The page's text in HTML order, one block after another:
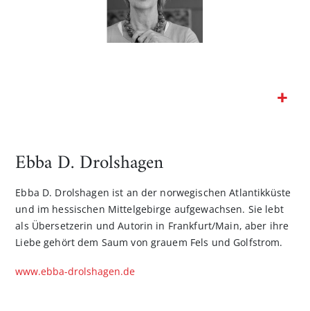
Bildgalerie
Ebba D. Drolshagen
Ebba D. Drolshagen ist an der norwegischen Atlantikküste
und im hessischen Mittelgebirge aufgewachsen. Sie lebt
als Übersetzerin und Autorin in Frankfurt/Main, aber ihre
Liebe gehört dem Saum von grauem Fels und Golfstrom.
www.ebba-drolshagen.de